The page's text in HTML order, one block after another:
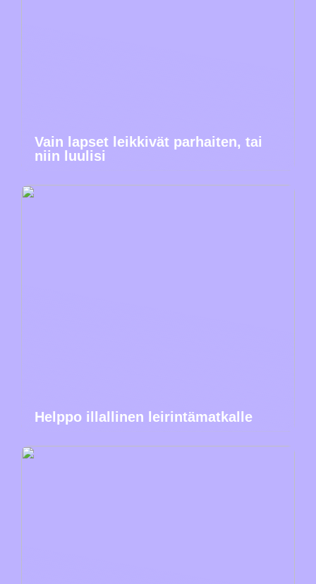
Vain lapset leikkivät parhaiten, tai
niin luulisi
Helppo illallinen leirintämatkalle